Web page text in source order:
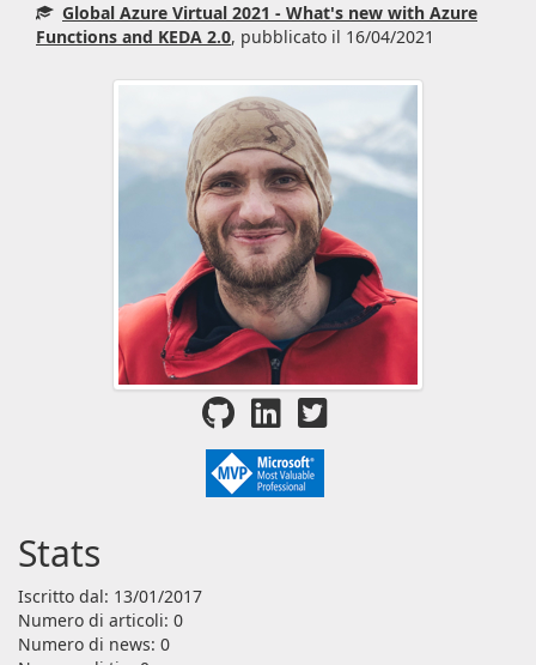
Global Azure Virtual 2021 - What's new with Azure
Functions and KEDA 2.0, pubblicato il 16/04/2021
Stats
Iscritto dal: 13/01/2017
Numero di articoli: 0
Numero di news: 0